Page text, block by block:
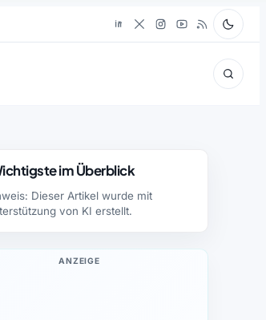
im Überblick
Dieser Artikel wurde mit
von KI erstellt.
ANZEIGE